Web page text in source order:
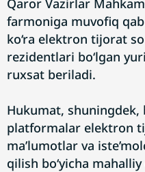
Qaror Vazirlar
farmoniga muvofiq
ko‘ra elektron tijorat
rezidentlari bo‘lgan
ruxsat beriladi.
Hukumat,
platformalar elektron
ma’lumotlar va
qilish bo‘yicha